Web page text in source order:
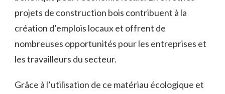
projets⁤ de‍ construction bois‌ contribuent à la
création d’emplois locaux et⁤ offrent de​
nombreuses opportunités pour⁢ les entreprises et
les travailleurs du secteur.
Grâce à‌ l’utilisation de ce matériau ‍écologique ​et